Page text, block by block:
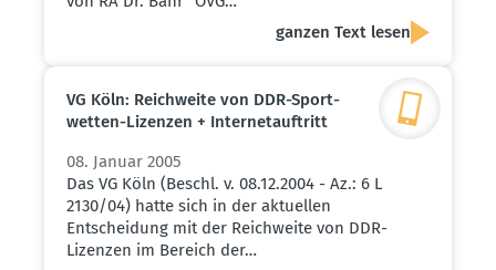
ganzen Text lesen
VG Köln: Reich­weite von DDR-Sport­
wetten-Lizenzen + Inter­net­auf­tritt
08. Januar 2005
Das VG Köln (Beschl. v. 08.12.2004 - Az.: 6 L
2130/04) hatte sich in der aktuellen
Entscheidung mit der Reichweite von DDR-
Lizenzen im Bereich der…